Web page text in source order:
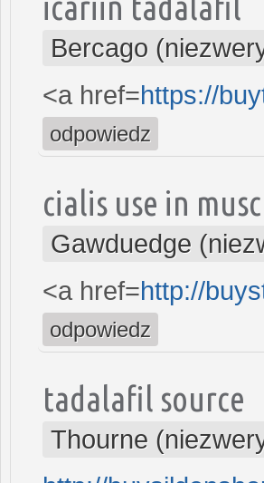
Bercago
<a href=https://
odpowiedz
cialis use in
Gawduedge
<a href=http://
odpowiedz
tadalafil source
Thourne